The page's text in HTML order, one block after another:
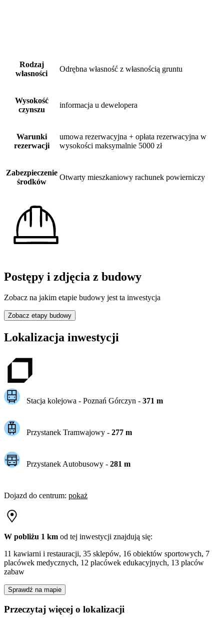
Rodzaj
własności
Odrębna własność z własnością gruntu
Wysokość
czynszu
informacja u dewelopera
Warunki
rezerwacji
umowa rezerwacyjna + opłata rezerwacyjna w
wysokości maksymalnie 5000 zł
Zabezpieczenie
środków
Otwarty mieszkaniowy rachunek powierniczy
Postępy i zdjęcia z budowy
Zobacz na jakim etapie budowy jest ta inwestycja
Zobacz etapy budowy
Lokalizacja inwestycji
Stacja kolejowa - Poznań Górczyn - 371 m
Przystanek Tramwajowy - 277m
Przystanek Autobusowy - 281 m
Dojazd do centrum: pokaż
W pobliżu 1 km od tej inwestycji znajdują się:
11 kawiarni i restauracji, 35 sklepów, 16 obiektów sportowych, 7
placówek medycznych, 12 placówek edukacyjnych, 13 placów
zabaw
Sprawdź na mapie
Przeczytaj więcej o lokalizacji